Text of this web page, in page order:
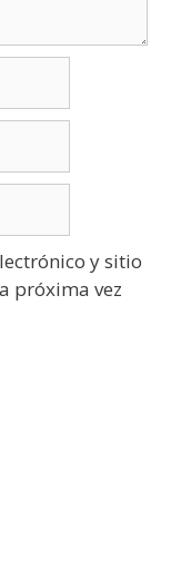
y sitio
próxima vez